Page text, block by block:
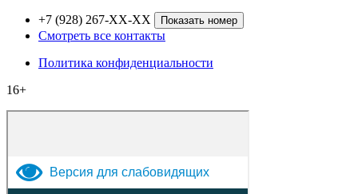
+7 (928) 267-XX-XX Показать номер
Смотреть все контакты
Политика конфиденциальности
16+